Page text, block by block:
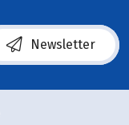
Newsletter